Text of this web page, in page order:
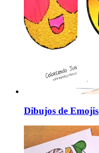
Dibujos de Emojis